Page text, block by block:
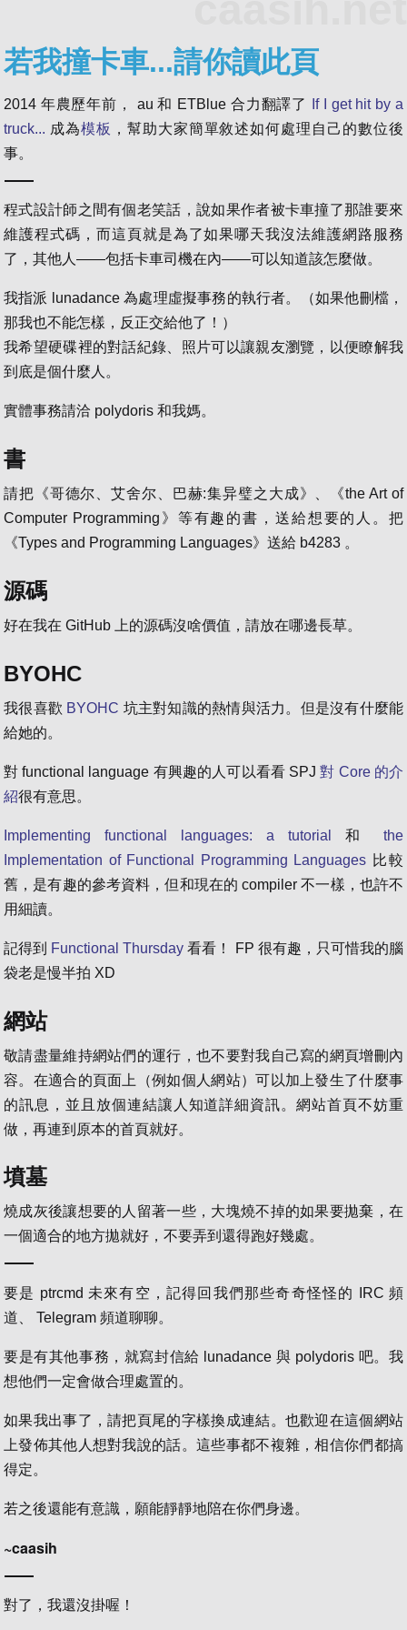
若我撞卡車...請你讀此頁
2014 年農歷年前， au 和 ETBlue 合力翻譯了
If I get hit by a
truck... 成為模板 ，幫助大家簡單敘述如何處理自己的數位後
事。
程式設計師之間有個老笑話，說如果作者被卡車撞了那誰要來
維護程式碼，而這頁就是為了如果哪天我沒法維護網路服務
了，其他人——包括卡車司機在內——可以知道該怎麼做。
我指派 lunadance 為處理虛擬事務的執行者。（如果他刪檔，
那我也不能怎樣，反正交給他了！）
我希望硬碟裡的對話紀錄、照片可以讓親友瀏覽，以便瞭解我
到底是個什麼人。
實體事務請洽 polydoris 和我媽。
書
請把《哥德尔、艾舍尔、巴赫:集异璧之大成》、《the Art of
Computer Programming》等有趣的書，送給想要的人。把
《Types and Programming Languages》送給 b4283 。
源碼
好在我在 GitHub 上的源碼沒啥價值，請放在哪邊長草。
BYOHC
我很喜歡 BYOHC 坑主對知識的熱情與活力。但是沒有什麼能
給她的。
對 functional language 有興趣的人可以看看 SPJ對 Core 的介
紹很有意思。
Implementing functional languages: a tutorial 和 the
Implementation of Functional Programming Languages 比較
舊，是有趣的參考資料，但和現在的 compiler 不一樣，也許不
用細讀。
記得到 Functional Thursday 看看！ FP 很有趣，只可惜我的腦
袋老是慢半拍 XD
網站
敬請盡量維持網站們的運行，也不要對我自己寫的網頁增刪內
容。在適合的頁面上（例如個人網站）可以加上發生了什麼事
的訊息，並且放個連結讓人知道詳細資訊。網站首頁不妨重
做，再連到原本的首頁就好。
墳墓
燒成灰後讓想要的人留著一些，大塊燒不掉的如果要拋棄，在
一個適合的地方拋就好，不要弄到還得跑好幾處。
要是 ptrcmd 未來有空，記得回我們那些奇奇怪怪的 IRC 頻
道、 Telegram 頻道聊聊。
要是有其他事務，就寫封信給 lunadance 與 polydoris 吧。我
想他們一定會做合理處置的。
如果我出事了，請把頁尾的字樣換成連結。也歡迎在這個網站
上發佈其他人想對我說的話。這些事都不複雜，相信你們都搞
得定。
若之後還能有意識，願能靜靜地陪在你們身邊。
~caasih
對了，我還沒掛喔！